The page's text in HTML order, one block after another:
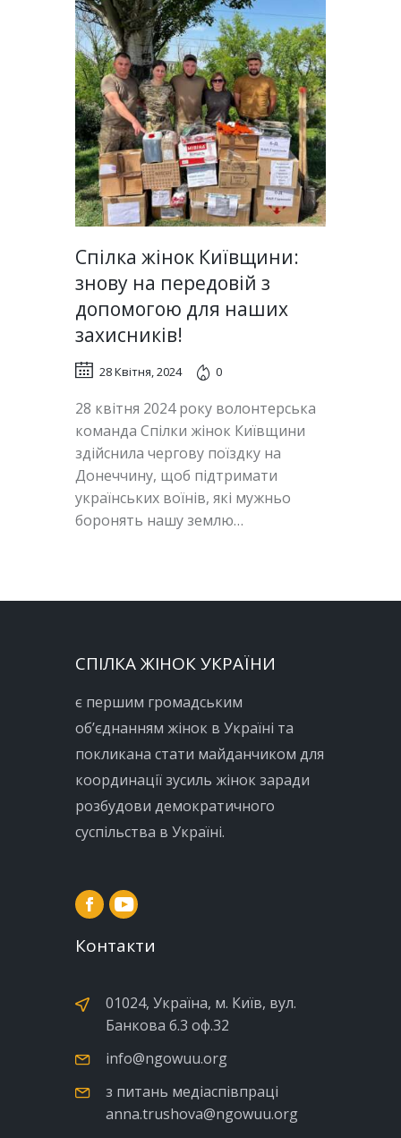
Спілка жінок Київщини:
знову на передовій з
допомогою для наших
захисників!
28 Квітня, 2024 0
28 квітня 2024 року волонтерська
команда Спілки жінок Київщини
здійснила чергову поїздку на
Донеччину, щоб підтримати
українських воїнів, які мужньо
боронять нашу землю…
СПІЛКА ЖІНОК УКРАЇНИ
є першим громадським
об’єднанням жінок в Україні та
покликана стати майданчиком для
координації зусиль жінок заради
розбудови демократичного
суспільства в Україні.
Контакти
01024, Україна, м. Київ, вул.
Банкова б.3 оф.32
info@ngowuu.org
з питань медіаспівпраці
anna.trushova@ngowuu.org